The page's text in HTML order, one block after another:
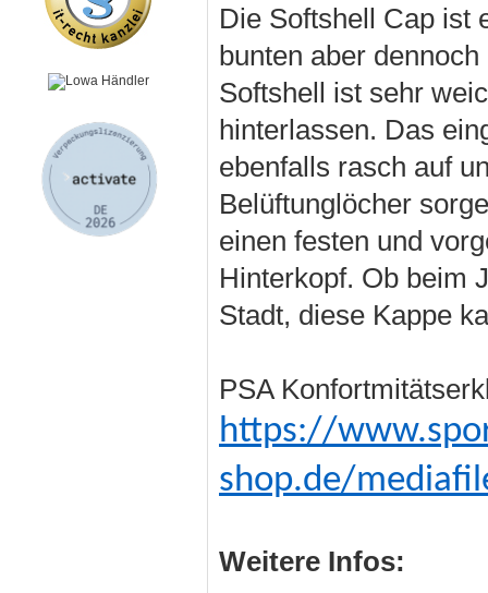
Die Softshell Cap ist
bunten aber
Softshell ist sehr
hinterlassen. Das
ebenfalls rasch auf
Belüftunglöcher
einen festen und
Hinterkopf. Ob beim
Stadt, diese Kappe
PSA
https://
shop.de/
Weitere Infos: